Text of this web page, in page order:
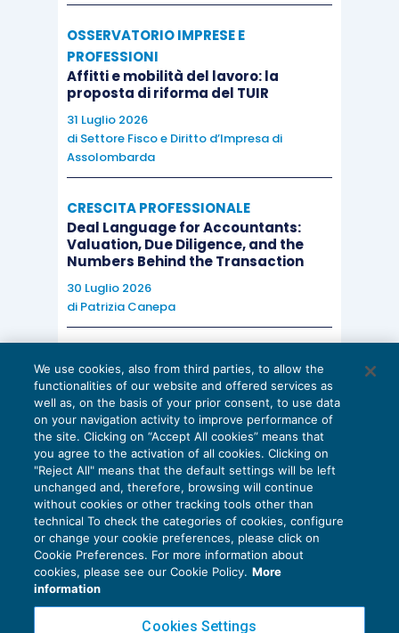
OSSERVATORIO IMPRESE E
PROFESSIONI
Affitti e mobilità del lavoro: la
proposta di riforma del TUIR
31 Luglio 2026
di Settore Fisco e Diritto d’Impresa di
Assolombarda
CRESCITA PROFESSIONALE
Deal Language for Accountants:
Valuation, Due Diligence, and the
Numbers Behind the Transaction
30 Luglio 2026
di Patrizia Canepa
EU AI Act e studi professionali: le
scadenze concrete
27 Luglio 2026
di Diego BarberieStefano Dovier
Privacy Policy
Cookie Policy
We use cookies, also from third parties, to allow the
functionalities of our website and offered services as
well as, on the basis of your prior consent, to use data
on your navigation activity to improve performance of
the site. Clicking on “Accept All cookies” means that
you agree to the activation of all cookies. Clicking on
"Reject All" means that the default settings will be left
unchanged and, therefore, browsing will continue
without cookies or other tracking tools other than
technical To check the categories of cookies, configure
or change your cookie preferences, please click on
Cookie Preferences. For more information about
cookies, please see our Cookie Policy. More
information
Cookies Settings